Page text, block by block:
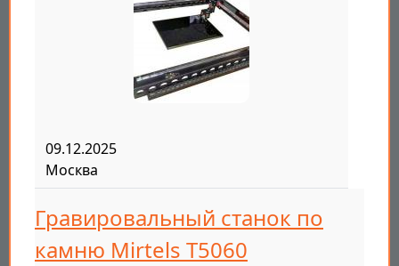
09.12.2025
Москва
Гравировальный станок по
камню Mirtels T5060